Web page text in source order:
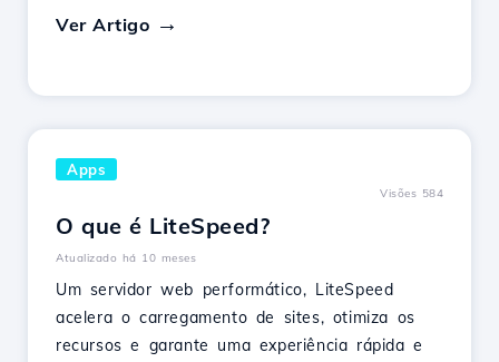
Ver Artigo
Apps
Visões 584
O que é LiteSpeed?
Atualizado há 10 meses
Um servidor web performático, LiteSpeed
acelera o carregamento de sites, otimiza os
recursos e garante uma experiência rápida e